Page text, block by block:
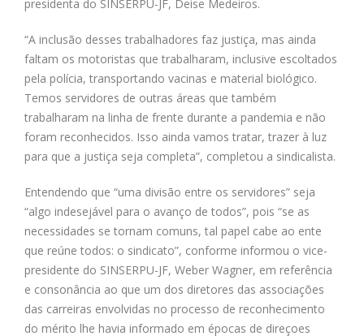
presidenta do SINSERPU-JF, Deise Medeiros.
“A inclusão desses trabalhadores faz justiça, mas ainda
faltam os motoristas que trabalharam, inclusive escoltados
pela polícia, transportando vacinas e material biológico.
Temos servidores de outras áreas que também
trabalharam na linha de frente durante a pandemia e não
foram reconhecidos. Isso ainda vamos tratar, trazer à luz
para que a justiça seja completa”, completou a sindicalista.
Entendendo que “uma divisão entre os servidores” seja
“algo indesejável para o avanço de todos”, pois “se as
necessidades se tornam comuns, tal papel cabe ao ente
que reúne todos: o sindicato”, conforme informou o vice-
presidente do SINSERPU-JF, Weber Wagner, em referência
e consonância ao que um dos diretores das associações
das carreiras envolvidas no processo de reconhecimento
do mérito lhe havia informado em épocas de direçoes